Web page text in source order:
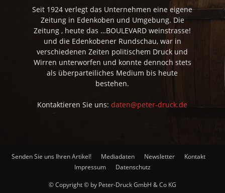
Seit 1924 verlegt das Unternehmen eine eigene
Zeitung in Edenkoben und Umgebung. Die
Zeitung , heute das …BOULEVARD weinstrasse!
und die Edenkobener Rundschau, war in
verschiedenen Zeiten politischem Druck und
Wirren unterworfen und konnte dennoch stets
als überparteiliches Medium bis heute
bestehen.
Kontaktieren Sie uns:daten@peter-druck.de
Senden Sie uns Ihren Artikel! Mediadaten Newsletter
Kontakt
Impressum
Datenschutz
© Copyright © by Peter-Druck GmbH & Co KG